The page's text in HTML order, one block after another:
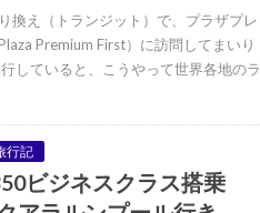
換え（トランジット）で、プラザプレ
Premium First）に訪問してまいり
していると、こうやって世界各地のラ
行記
ビジネスクラス搭乗